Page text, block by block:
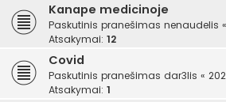
Kanape medicinoje
Paskutinis pranešimas nenaudelis «
Atsakymai: 12
Covid
Paskutinis pranešimas dar3lis «
Atsakymai: 1